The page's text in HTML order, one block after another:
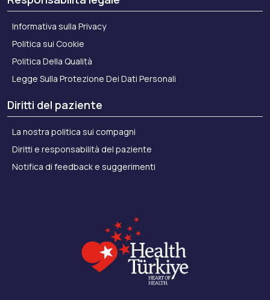
Informativa sulla Privacy
Politica sui Cookie
Politica Della Qualità
Legge Sulla Protezione Dei Dati Personali
Diritti del paziente
La nostra politica sui compagni
Diritti e responsabilità del paziente
Notifica di feedback e suggerimenti